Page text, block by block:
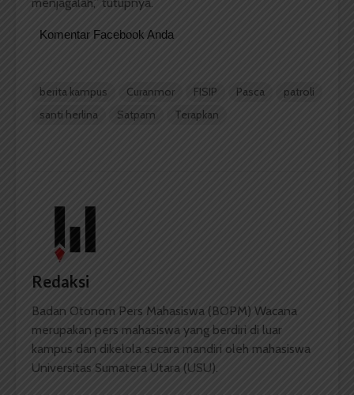
Komentar Facebook Anda
berita kampus Curanmor FISIP Pasca
patroli
santi herlina
Satpam Terapkan
Redaksi
Badan Otonom Pers Mahasiswa (BOPM) Wacana
merupakan pers mahasiswa yang berdiri di luar
kampus dan dikelola secara mandiri oleh mahasiswa
Universitas Sumatera Utara (USU).